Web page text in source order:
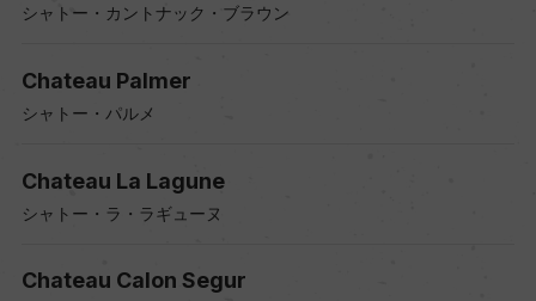
シャトー・カントナック・ブラウン
Chateau Palmer
シャトー・パルメ
Chateau La Lagune
シャトー・ラ・ラギューヌ
Chateau Calon Segur